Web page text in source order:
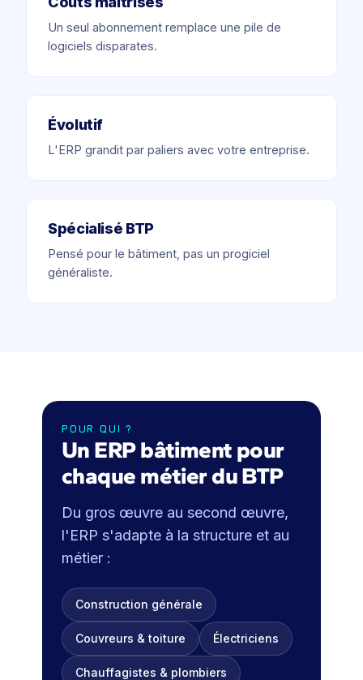
Un seul abonnement remplace une pile de
logiciels disparates.
Évolutif
L'ERP grandit par paliers avec votre entreprise.
Spécialisé BTP
Pensé pour le bâtiment, pas un progiciel
généraliste.
POUR QUI ?
Un ERP bâtiment pour
chaque métier du BTP
Du gros œuvre au second œuvre,
l'ERP s'adapte à la structure et au
métier :
Construction générale
Couvreurs & toiture Électriciens
Chauffagistes & plombiers